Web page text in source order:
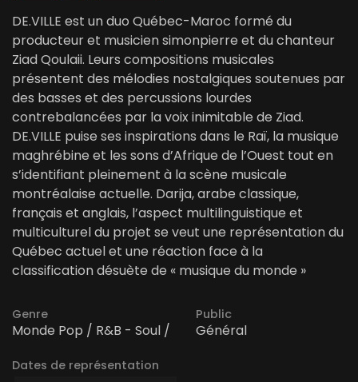
DE.VILLE est un duo Québec-Maroc formé du
producteur et musicien simonpierre et du chanteur
Ziad Qoulaii. Leurs compositions musicales
présentent des mélodies nostalgiques soutenues par
des basses et des percussions lourdes
contrebalancées par la voix inimitable de Ziad.
DE.VILLE puise ses inspirations dans le Raï, la musique
maghrébine et les sons d’Afrique de l’Ouest tout en
s’identifiant pleinement à la scène musicale
montréalaise actuelle. Darija, arabe classique,
français et anglais, l’aspect multilinguistique et
multiculturel du projet se veut une représentation du
Québec actuel et une réaction face à la
classification désuète de « musique du monde »
Genre
Monde Pop / R&B - Soul /
Public
Général
Dates de représentation